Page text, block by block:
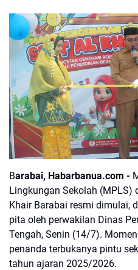
Barabai, Habarbanua.com -
Lingkungan Sekolah (MPLS)
Khair Barabai resmi dimulai,
pita oleh perwakilan Dinas
Tengah, Senin (14/7).
penanda terbukanya pintu
tahun ajaran 2025/2026.